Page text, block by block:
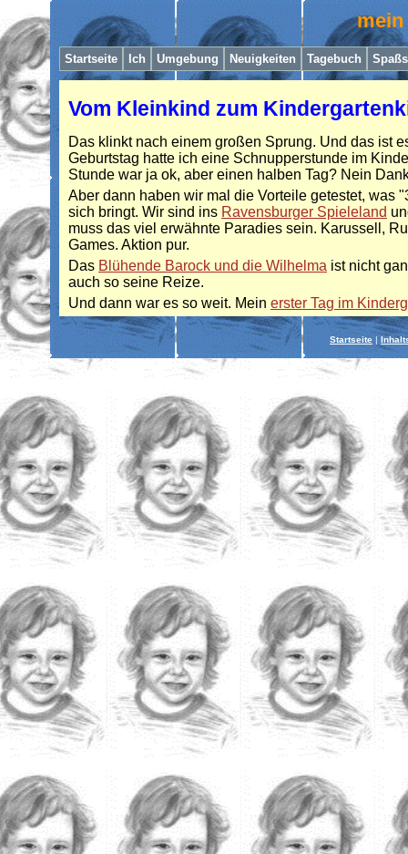
mein
Startseite Ich Umgebung Neuigkeiten Tagebuch
Vom Kleinkind zum
Das klinkt nach einem großen Sprung. Und das ist
Geburtstag hatte ich eine Schnupperstunde im
Stunde war ja ok, aber einen halben Tag? Nein
Aber dann haben wir mal die Vorteile getestet, was
sich bringt. Wir sind ins Ravensburger Spieleland
muss das viel erwähnte Paradies sein. Karussell,
Games. Aktion pur.
Das Blühende Barock und die Wilhelma ist nicht
auch so seine Reize.
Und dann war es so weit. Mein erster Tag im
Startseite |